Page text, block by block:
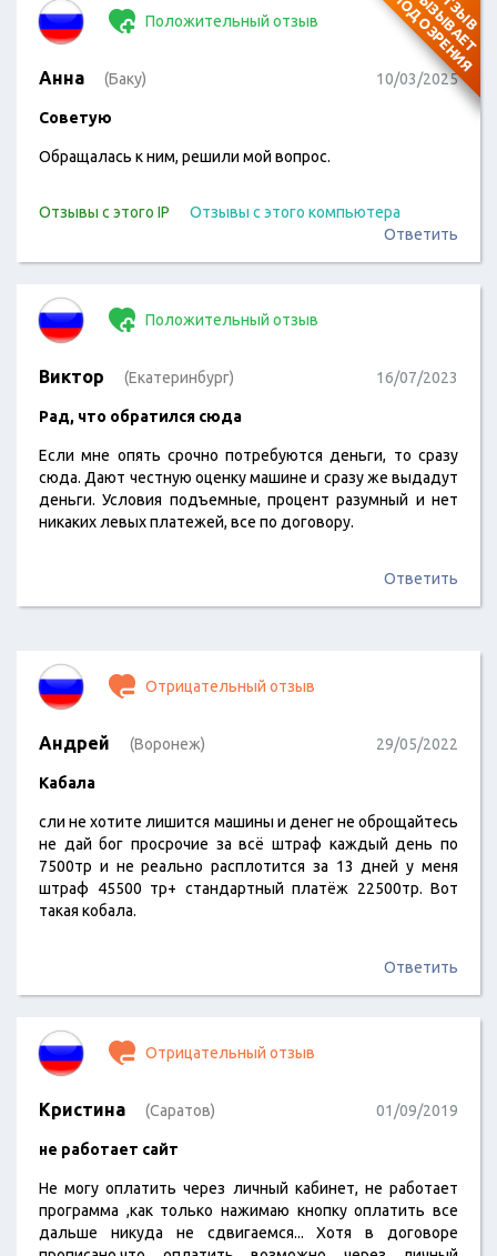
П
Я
Положительный отзыв
Анна (Баку) 10/03/2025
Советую
Обращалась к ним, решили мой вопрос.
Отзывы с этого IP
Отзывы с этого компьютера
Ответить
Положительный отзыв
Виктор (Екатеринбург) 16/07/2023
Рад, что обратился сюда
Если мне опять срочно потребуются деньги, то сразу
сюда. Дают честную оценку машине и сразу же выдадут
деньги. Условия подъемные, процент разумный и нет
никаких левых платежей, все по договору.
Ответить
Отрицательный отзыв
Андрей (Воронеж) 29/05/2022
Кабала
сли не хотите лишится машины и денег не оброщайтесь
не дай бог просрочие за всё штраф каждый день по
7500тр и не реально расплотится за 13 дней у меня
штраф 45500 тр+ стандартный платёж 22500тр. Вот
такая кобала.
Ответить
Отрицательный отзыв
Кристина (Саратов) 01/09/2019
не работает сайт
Не могу оплатить через личный кабинет, не работает
программа ,как только нажимаю кнопку оплатить все
дальше никуда не сдвигаемся... Хотя в договоре